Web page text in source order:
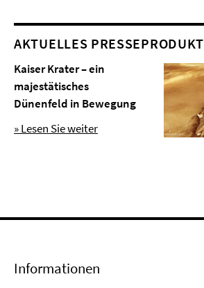
AKTUELLES PRESSEPRODUKT
Kaiser Krater – ein
majestätisches
Dünenfeld in Bewegung
» Lesen Sie weiter
Informationen